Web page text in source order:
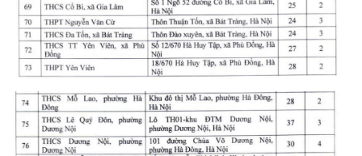
ENGLISH
中文
FRANÇAIS
РУССКИЙ